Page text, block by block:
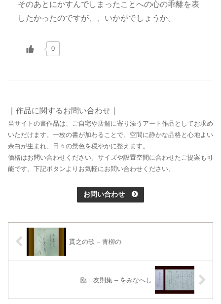
そのあとにかすんでしまったことへの心の乖離を表
したかったのですが、、いかがでしょうか。
0
｜作品に関するお問い合わせ｜
当サイトの書作品は、ご自宅や店舗に寄り添うアート作品としてお求め
いただけます。一枚の書が加わることで、空間に静かな品格と心地よい
余白が生まれ、日々の景色を穏やかに整えます。
価格はお問い合わせください。サイズや設置空間に合わせたご提案も可
能です。下記ボタンよりお気軽にお問い合わせください。
お問い合わせ
貫之の歌 – 青柳の
臨 友則集 – をみなへし